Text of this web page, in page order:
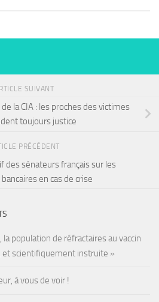
SUIVANT
la CIA : les proches des victimes
toujours justice
PRÉCÉDENT
des sénateurs français sur les
en cas de crise
population de réfractaires au vaccin
scientifiquement instruite »
à vous de voir !